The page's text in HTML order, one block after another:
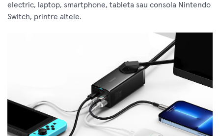
electric, laptop, smartphone, tableta sau consola Nintendo
Switch, printre altele.